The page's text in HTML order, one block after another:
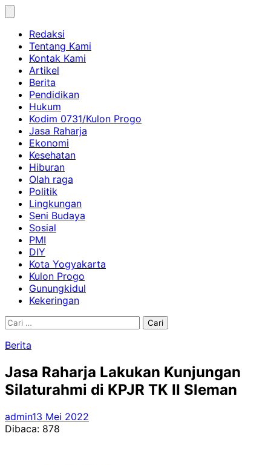
Skip
contentRedaksi
Tentang Kami
Kontak Kami
Artikel
Berita
Pendidikan
Hukum
Kodim 0731/Kulon Progo
Jasa Raharja
Ekonomi
Kesehatan
Hiburan
Olah raga
Politik
Lingkungan
Seni Budaya
Sosial
PMI
DIY
Kota Yogyakarta
Kulon Progo
Gunungkidul
Kekeringan
Cari
Berita
Jasa Raharja Lakukan Kunjungan
Silaturahmi di KPJR TK II Sleman
admin13 Mei 2022
Dibaca: 878